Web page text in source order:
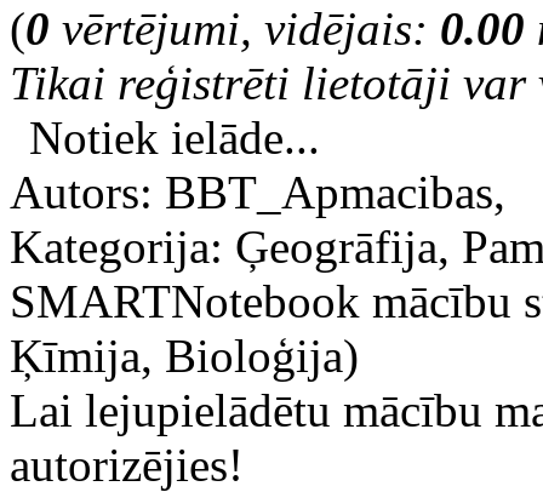
(0 vērtējumi, vidējais: 0.00
Tikai reģistrēti lietotāji var
Notiek ielāde...
Autors: BBT_Apmacibas,
Kategorija: Ģeogrāfija,
SMARTNotebook mācību
Ķīmija, Bioloģija)
Lai lejupielādētu mācību
autorizējies!